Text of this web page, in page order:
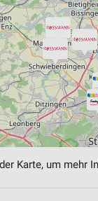
Karte, um mehr